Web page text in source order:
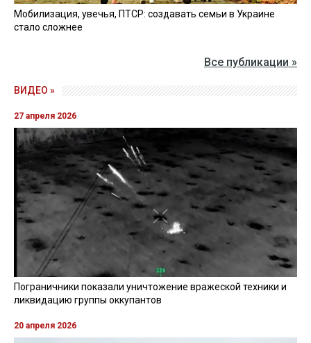
Мобилизация, увечья, ПТСР: создавать семьи в Украине
стало сложнее
Все публикации »
ВИДЕО »
27 апреля 2026
Пограничники показали уничтожение вражеской техники и
ликвидацию группы оккупантов
20 апреля 2026